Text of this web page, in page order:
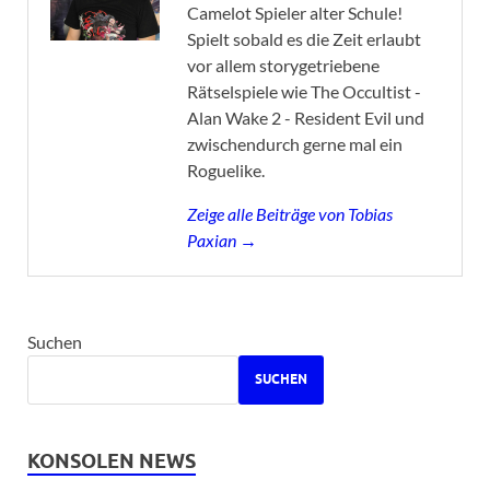
Camelot Spieler alter Schule!
Spielt sobald es die Zeit erlaubt
vor allem storygetriebene
Rätselspiele wie The Occultist -
Alan Wake 2 - Resident Evil und
zwischendurch gerne mal ein
Roguelike.
Zeige alle Beiträge von Tobias
Paxian →
Suchen
SUCHEN
KONSOLEN NEWS